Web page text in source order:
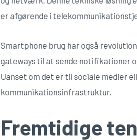
er afgørende i
Smartphone brug har også
gateways til at sende notifikationer
Uanset om det er til sociale medier
kommunikationsinfrastruktur.
Fremtidige